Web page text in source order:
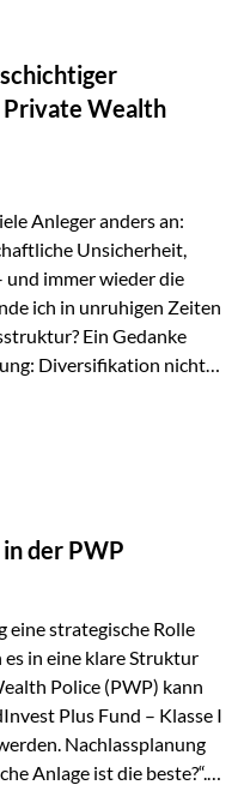
ein außergewöhnlich
über alle
sich ebenfalls ein
Private Wealth
Anleger anders an:
Unsicherheit,
immer wieder die
ich in unruhigen Zeiten
Ein Gedanke
Diversifikation nicht
Rechtsraum
der EU, ohne
und Finanzplatz.
3-Zellenschutz an –…
der PWP
eine strategische Rolle
in eine klare Struktur
Police (PWP) kann
Plus Fund – Klasse I
Nachlassplanung
Anlage ist die beste?“.